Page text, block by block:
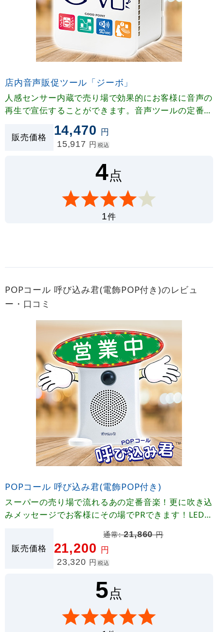
店内音声販促ツール「ジーボ」
人感センサー内蔵で売り場で効果的にお客様に音声の
再生で宣伝することができます。音声ツールの定番、
呼び込み君の姉妹品です。
販売価格
14,470 円
15,917 円 税込
4点
1件
POPコール 呼び込み君(電飾POP付き)のレビュ
ー・口コミ
POPコール 呼び込み君(電飾POP付き)
スーパーの売り場で流れるあの定番音楽！更に吹き込
みメッセージでお客様にその場でPRできます！LEDが
販売価格
通常:21,860円
21,200 円
23,320 円 税込
5点